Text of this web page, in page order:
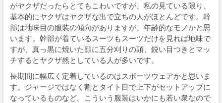
がヤクザだったらとてもこわいですが、私の見ている限り、
基本的にヤクザはヤクザな出で立ちの人がほとんどです。幹
部は地味目の服装の傾向がありますが、年齢的なモノかと思
います。幹部が着ているスーツもスーツだけを見れば地味で
すが、真っ黒に焼いた顔に五分刈りの頭、鋭い目つきとマッ
チするとヤクザ然としている人が多いです。
長期間に幅広く定着しているのはスポーツウェアかと思いま
す。ジャージではなく割とタイト目で上下がセットアップに
なっているものなど。こういう服装はいかにも若い衆なので